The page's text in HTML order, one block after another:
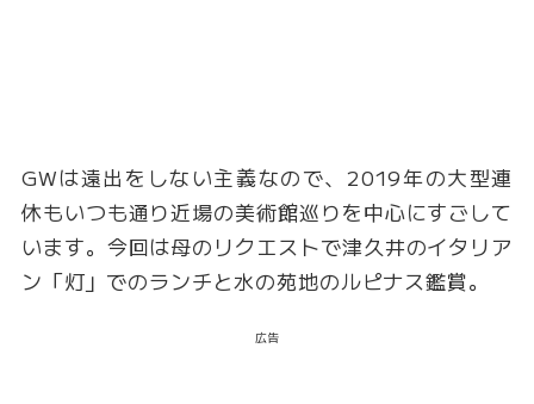
GWは遠出をしない主義なので、2019年の大型連
休もいつも通り近場の美術館巡りを中心にすごして
います。今回は母のリクエストで津久井のイタリア
ン「灯」でのランチと水の苑地のルピナス鑑賞。
広告